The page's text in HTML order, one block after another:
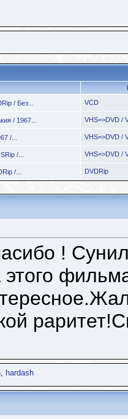
/ Без... VCD
/ 1967... VHS=>DVD /
/... VHS=>DVD /
/... VHS=>DVD /
/... DVDRip
!
этого
, hardash